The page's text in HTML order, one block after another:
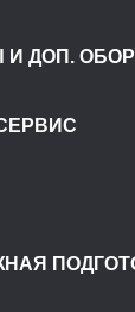
И ДОП.